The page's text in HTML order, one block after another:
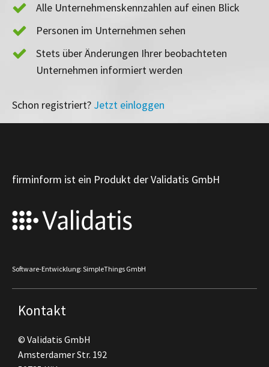
Alle Unternehmenskennzahlen auf einen Blick
Personen im Unternehmen sehen
Stets über Änderungen Ihrer beobachteten
Unternehmen informiert werden
Schon registriert? Jetzt einloggen
firminform ist ein Produkt der Validatis GmbH
Software-Entwicklung: SimpleThings GmbH
Kontakt
© Validatis GmbH
Amsterdamer Str. 192